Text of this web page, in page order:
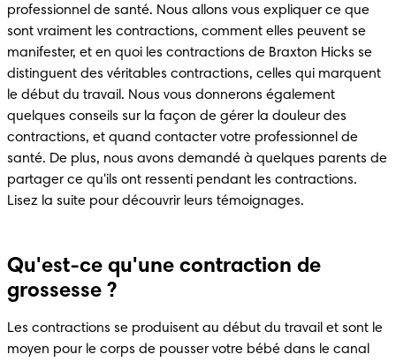
professionnel de santé. Nous allons vous expliquer ce que
sont vraiment les contractions, comment elles peuvent se
manifester, et en quoi les contractions de Braxton Hicks se
distinguent des véritables contractions, celles qui marquent
le début du travail. Nous vous donnerons également
quelques conseils sur la façon de gérer la douleur des
contractions, et quand contacter votre professionnel de
santé. De plus, nous avons demandé à quelques parents de
partager ce qu'ils ont ressenti pendant les contractions.
Lisez la suite pour découvrir leurs témoignages.
Qu'est-ce qu'une contraction de
grossesse ?
Les contractions se produisent au début du travail et sont le
moyen pour le corps de pousser votre bébé dans le canal